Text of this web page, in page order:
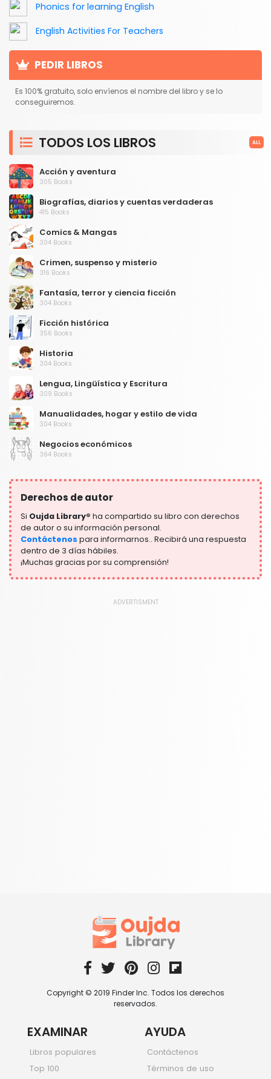
Phonics for learning English
English Activities For Teachers
PEDIR LIBROS
Es 100% gratuito, solo envíenos el nombre del libro y se lo
conseguiremos.
TODOS LOS LIBROS ALL
Acción y aventura
305 Books
Biografías, diarios y cuentas verdaderas
415 Books
Comics & Mangas
304 Books
Crimen, suspenso y misterio
316 Books
Fantasía, terror y ciencia ficción
304 Books
Ficción histórica
356 Books
Historia
304 Books
Lengua, Lingüística y Escritura
309 Books
Manualidades, hogar y estilo de vida
304 Books
Negocios económicos
364 Books
Preparación para el examen
304 Books
Derechos de autor
Si Oujda Library® ha compartido su libro con derechos
de autor o su información personal.
Contáctenos para informarnos.. Recibirá una respuesta
dentro de 3 días hábiles.
¡Muchas gracias por su comprensión!
ADVERTISMENT
Copyright © 2019 Finder Inc. Todos los derechos
reservados.
EXAMINAR
Libros populares
Top 100
AYUDA
Contáctenos
Términos de uso